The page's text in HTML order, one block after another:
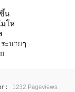
น
มโห
ะบายๆ
:
1232 Pageviews.